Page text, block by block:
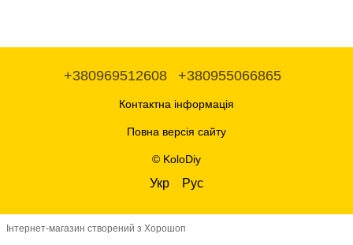
+380969512608 +380955066865
Контактна інформація
Повна версія сайту
© KoloDiy
Укр Рус
Інтернет-магазин створений з Хорошоп